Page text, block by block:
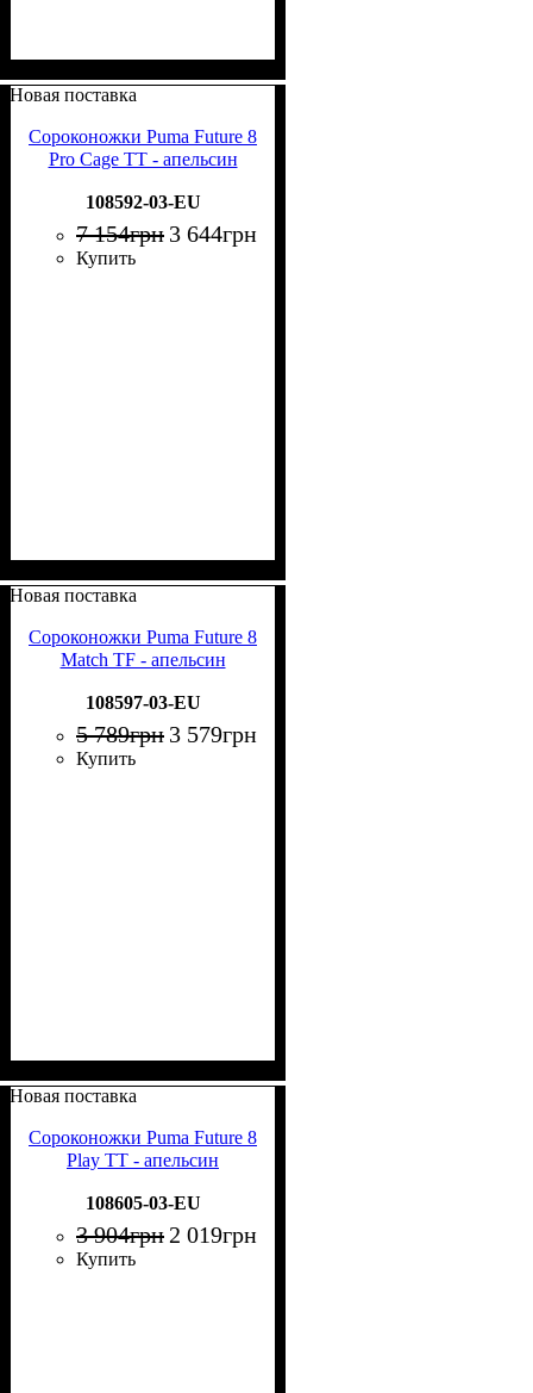
Новая поставка
Сороконожки Puma Future 8
Pro Cage TT - апельсин
108592-03-EU
7 154грн 3 644грн
Купить
Новая поставка
Сороконожки Puma Future 8
Match TF - апельсин
108597-03-EU
5 789грн 3 579грн
Купить
Новая поставка
Сороконожки Puma Future 8
Play TT - апельсин
108605-03-EU
3 904грн2 019грн
Купить